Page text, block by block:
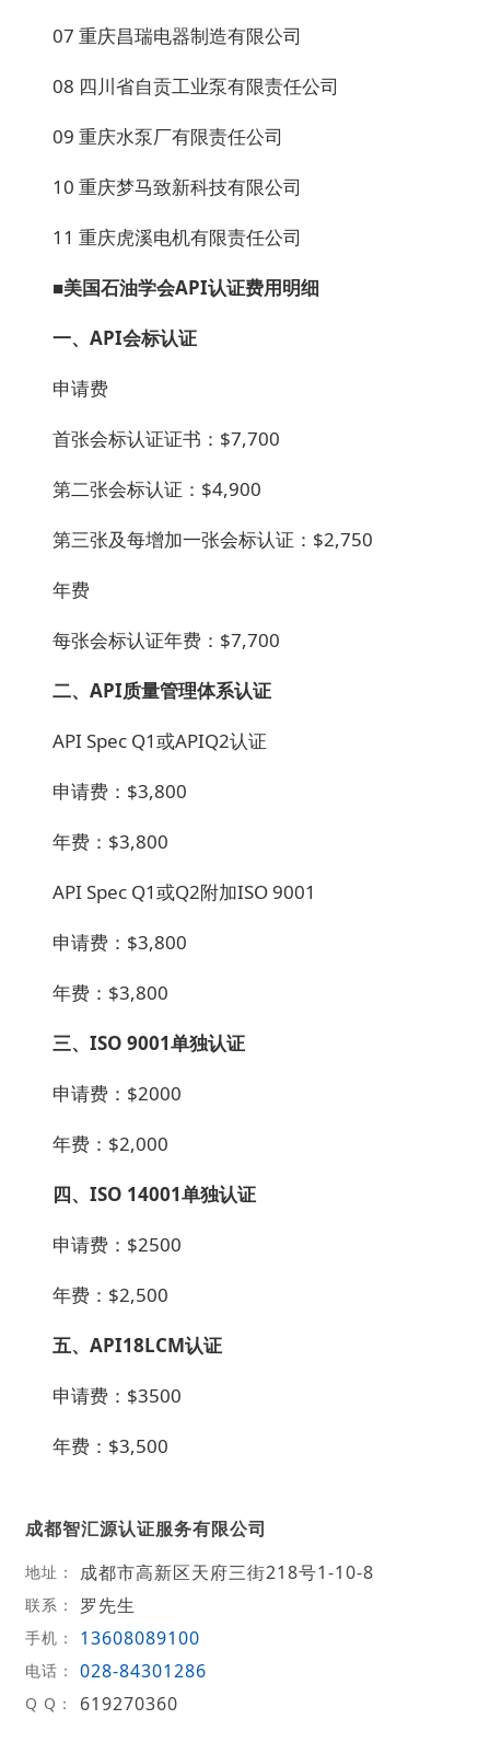
07 重庆昌瑞电器制造有限公司
08 四川省自贡工业泵有限责任公司
09 重庆水泵厂有限责任公司
10 重庆梦马致新科技有限公司
11 重庆虎溪电机有限责任公司
■美国石油学会API认证费用明细
一、API会标认证
申请费
首张会标认证证书：$7,700
第二张会标认证：$4,900
第三张及每增加一张会标认证：$2,750
年费
每张会标认证年费：$7,700
二、API质量管理体系认证
API Spec Q1或APIQ2认证
申请费：$3,800
年费：$3,800
API Spec Q1或Q2附加ISO 9001
申请费：$3,800
年费：$3,800
三、ISO 9001单独认证
申请费：$2000
年费：$2,000
四、ISO 14001单独认证
申请费：$2500
年费：$2,500
五、API18LCM认证
申请费：$3500
年费：$3,500
成都智汇源认证服务有限公司
地址： 成都市高新区天府三街218号1-10-8
联系： 罗先生
手机： 13608089100
电话： 028-84301286
Q Q： 619270360